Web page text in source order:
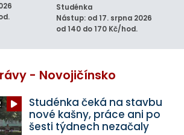
Studénka
Nástup: od 17. srpna 2026
od 140 do 170 Kč/hod.
- Novojičínsko
Studénka čeká na stavbu
nové kašny, práce ani po
šesti týdnech nezačaly